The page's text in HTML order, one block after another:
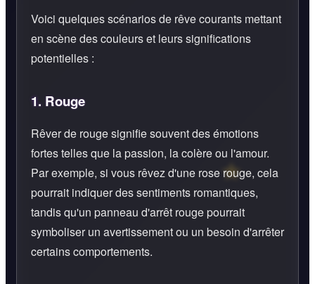
Voici quelques scénarios de rêve courants mettant
en scène des couleurs et leurs significations
potentielles :
1. Rouge
Rêver de rouge signifie souvent des émotions
fortes telles que la passion, la colère ou l'amour.
Par exemple, si vous rêvez d'une rose rouge, cela
pourrait indiquer des sentiments romantiques,
tandis qu'un panneau d'arrêt rouge pourrait
symboliser un avertissement ou un besoin d'arrêter
certains comportements.